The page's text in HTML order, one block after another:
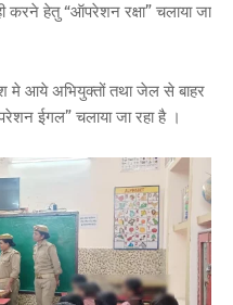
करने हेतु “ऑपरेशन रक्षा” चलाया जा
मे आये अभियुक्तों तथा जेल से बाहर
ईगल” चलाया जा रहा है ।